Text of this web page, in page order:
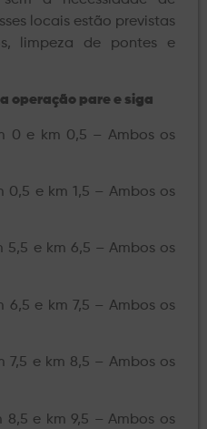
locais estão previstas
limpeza de pontes e
operação pare e siga
0 e km 0,5 – Ambos os
0,5 e km 1,5 – Ambos os
5,5 e km 6,5 – Ambos os
6,5 e km 7,5 – Ambos os
7,5 e km 8,5 – Ambos os
8,5 e km 9,5 – Ambos os